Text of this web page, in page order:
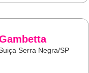
Serra Negra/SP